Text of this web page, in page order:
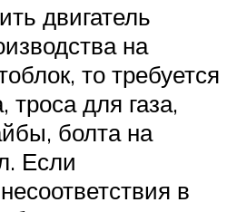
двигатель
на
то требуется
для газа,
болта на
Если
в